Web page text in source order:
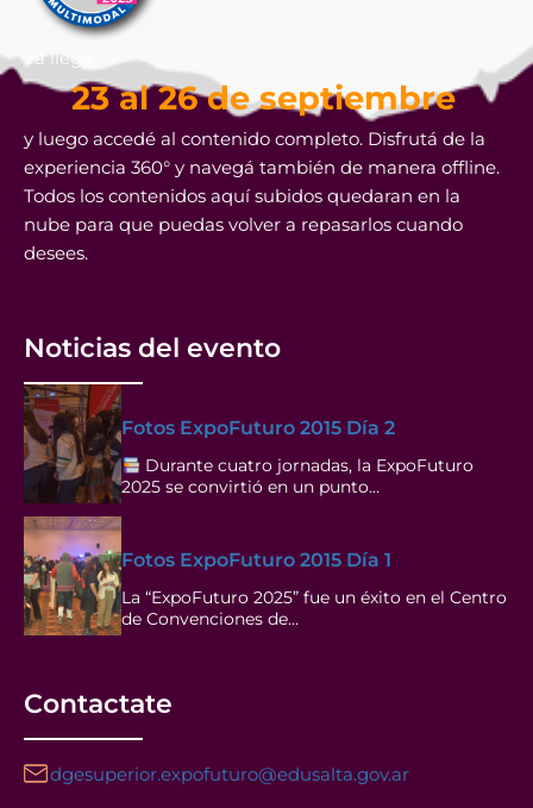
Ya llega
23 al 26 de septiembre
y luego accedé al contenido completo. Disfrutá de la
experiencia 360° y navegá también de manera offline.
Todos los contenidos aquí subidos quedaran en la
nube para que puedas volver a repasarlos cuando
desees.
Noticias del evento
Fotos ExpoFuturo 2015 Día 2
Durante cuatro jornadas, la ExpoFuturo
2025 se convirtió en un punto…
Fotos ExpoFuturo 2015 Día 1
La “ExpoFuturo 2025” fue un éxito en el Centro
de Convenciones de…
Contactate
dgesuperior.expofuturo@edusalta.gov.ar